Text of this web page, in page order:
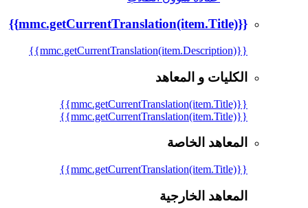
{{mmc.getCurrentTranslation(item.Title)}}
{{mmc.getCurrentTranslation(item.Description)}}
الكليات و المعاهد
{{mmc.getCurrentTranslation(item.Title)}}
{{mmc.getCurrentTranslation(item.Title)}}
المعاهد الخاصة
{{mmc.getCurrentTranslation(item.Title)}}
المعاهد الخارجية